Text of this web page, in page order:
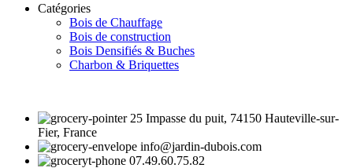
Catégories
Bois de Chauffage
Bois de construction
Bois Densifiés & Buches
Charbon & Briquettes
25 Impasse du puit, 74150 Hauteville-sur-
Fier, France
info@jardin-dubois.com
07.49.60.75.82